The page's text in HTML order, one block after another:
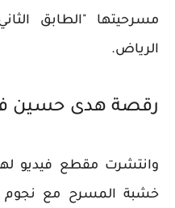
مسرحيتها "الطابق
الرياض.
رقصة هدى حسين
وانتشرت مقطع فيديو
خشبة المسرح مع نجوم